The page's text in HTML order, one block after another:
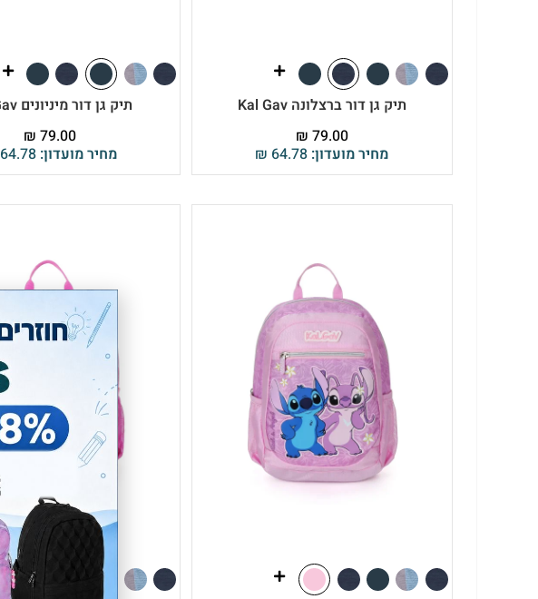
תיק גן דור ברצלונה Kal Gav
מחיר מועדון: ₪ 64.78
₪ 79.00
תיק גן דור מיניונים Kal Gav
מחיר מועדון:64.78
₪ 79.00